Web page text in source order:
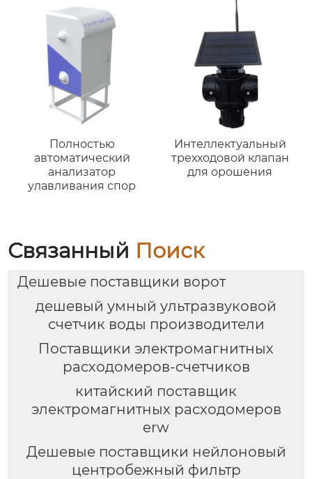
Полностью
автоматический
анализатор
улавливания спор
Интеллектуальный
трехходовой клапан
для орошения
Связанный Поиск
Дешевые поставщики ворот
дешевый умный ультразвуковой
счетчик воды производители
Поставщики электромагнитных
расходомеров-счетчиков
китайский поставщик
электромагнитных расходомеров
erw
Дешевые поставщики нейлоновый
центробежный фильтр